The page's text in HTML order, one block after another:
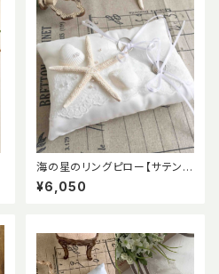
海の星のリングピロー【サテン
天然の貝がら】完成品
¥6,050